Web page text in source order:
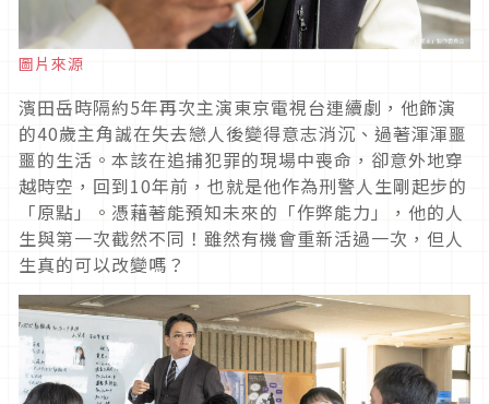
圖片來源
濱田岳時隔約5年再次主演東京電視台連續劇，他飾演
的40歲主角誠在失去戀人後變得意志消沉、過著渾渾噩
噩的生活。本該在追捕犯罪的現場中喪命，卻意外地穿
越時空，回到10年前，也就是他作為刑警人生剛起步的
「原點」。憑藉著能預知未來的「作弊能力」，他的人
生與第一次截然不同！雖然有機會重新活過一次，但人
生真的可以改變嗎？